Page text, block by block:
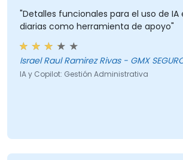
"Detalles funcionales para el uso de
diarias como herramienta de apoyo"
Israel Raul Ramirez Rivas - GMX
IA y Copilot: Gestión Administrativa